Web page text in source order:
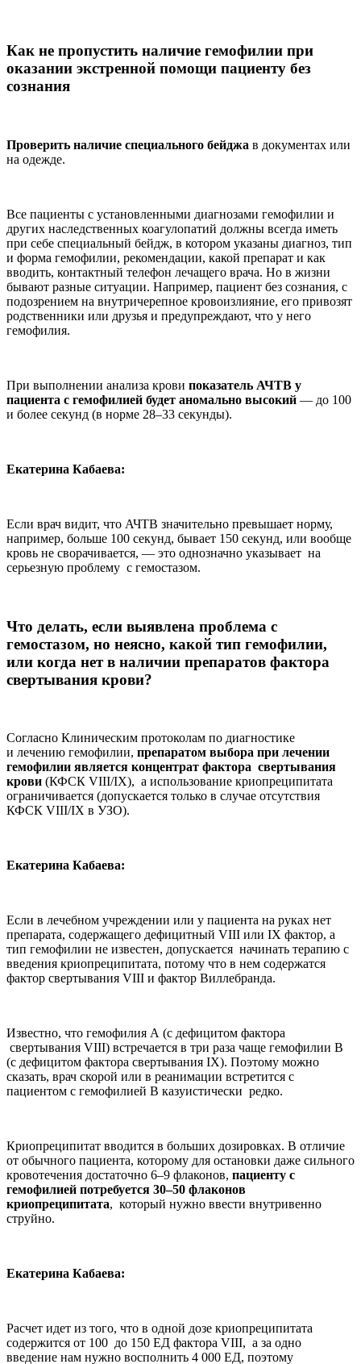
Как не пропустить наличие гемофилии при
оказании экстренной помощи пациенту без
сознания
Проверить наличие специального бейджа в документах или
на одежде.
Все пациенты с установленными диагнозами гемофилии и
других наследственных коагулопатий должны всегда иметь
при себе специальный бейдж, в котором указаны диагноз, тип
и форма гемофилии, рекомендации, какой препарат и как
вводить, контактный телефон лечащего врача. Но в жизни
бывают разные ситуации. Например, пациент без сознания, с
подозрением на внутричерепное кровоизлияние, его привозят
родственники или друзья и предупреждают, что у него
гемофилия.
При выполнении анализа крови показатель АЧТВ у
пациента с гемофилией будет аномально высокий — до 100
и более секунд (в норме 28–33 секунды).
Екатерина Кабаева:
Если врач видит, что АЧТВ значительно превышает норму,
например, больше 100 секунд, бывает 150 секунд, или вообще
кровь не сворачивается, — это однозначно указывает на
серьезную проблему с гемостазом.
Что делать, если выявлена проблема с
гемостазом, но неясно, какой тип гемофилии,
или когда нет в наличии препаратов фактора
свертывания крови?
Согласно Клиническим протоколам по диагностике
и лечению гемофилии, препаратом выбора при лечении
гемофилии является концентрат фактора свертывания
крови (КФСК VIII/IX), а использование криопреципитата
ограничивается (допускается только в случае отсутствия
КФСК VIII/IX в УЗО).
Екатерина Кабаева:
Если в лечебном учреждении или у пациента на руках нет
препарата, содержащего дефицитный VIII или IX фактор, а
тип гемофилии не известен, допускается начинать терапию с
введения криопреципитата, потому что в нем содержатся
фактор свертывания VIII и фактор Виллебранда.
Известно, что гемофилия А (с дефицитом фактора
свертывания VIII) встречается в три раза чаще гемофилии В
(с дефицитом фактора свертывания IX). Поэтому можно
сказать, врач скорой или в реанимации встретится с
пациентом с гемофилией В казуистически редко.
Криопреципитат вводится в больших дозировках. В отличие
от обычного пациента, которому для остановки даже сильного
кровотечения достаточно 6–9 флаконов, пациенту с
гемофилией потребуется 30–50 флаконов
криопреципитата, который нужно ввести внутривенно
струйно.
Екатерина Кабаева:
Расчет идет из того, что в одной дозе криопреципитата
содержится от 100 до 150 ЕД фактора VIII, а за одно
введение нам нужно восполнить 4 000 ЕД, поэтому